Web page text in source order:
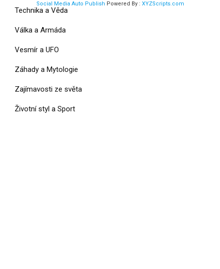
Technika a Věda
Válka a Armáda
Vesmír a UFO
Záhady a Mytologie
Zajímavosti ze světa
Životní styl a Sport
Social Media Auto Publish Powered By : XYZScripts.com